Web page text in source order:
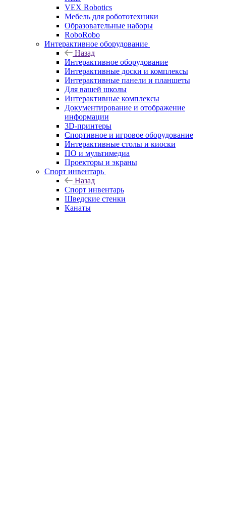
VEX Robotics
Мебель для робототехники
Образовательные наборы
RoboRobo
Интерактивное оборудование
Назад
Интерактивное оборудование
Интерактивные доски и комплексы
Интерактивные панели и планшеты
Для вашей школы
Интерактивные комплексы
Документирование и отображение
информации
3D-принтеры
Спортивное и игровое оборудование
Интерактивные столы и киоски
ПО и мультимедиа
Проекторы и экраны
Спорт инвентарь
Назад
Спорт инвентарь
Шведские стенки
Канаты